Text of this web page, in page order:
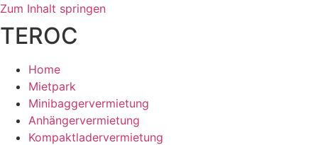
Zum Inhalt springen
TEROC
Home
Mietpark
Minibaggervermietung
Anhängervermietung
Kompaktladervermietung